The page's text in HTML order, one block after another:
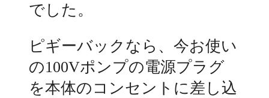
でした。
ピギーバックなら、今お使い
の100Vポンプの電源プラグ
を本体のコンセントに差し込